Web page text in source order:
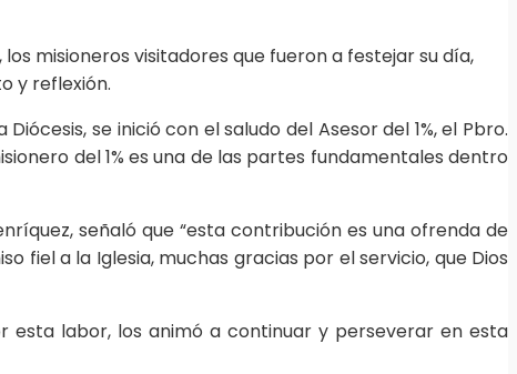
misioneros visitadores que fueron a festejar su día,
y reflexión.
se inició con el saludo del Asesor del 1%, el Pbro.
del 1% es una de las partes fundamentales dentro
señaló que “esta contribución es una ofrenda de
fiel a la Iglesia, muchas gracias por el servicio, que Dios
esta labor, los animó a continuar y perseverar en esta